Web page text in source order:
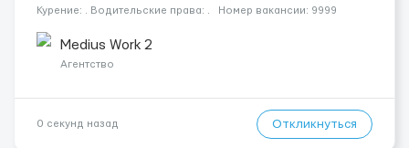
Курение: . Водительские права: . Номер вакансии: 9999
Украина ...
Medius Work 2
Агентство
0 секунд назад Откликнуться